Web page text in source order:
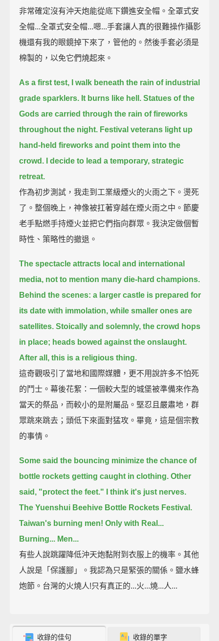
非常確定沒有沖天炮能從底下鑽進安全帽。全罩式安
全帽...全罩式安全帽...嗯...手套讓人真的很難操作攝影
機還有我的眼鏡掉下來了，管他的。然後手套必須是
棉製的，以免它們燒起來。
As a first test, I walk beneath the rain of industrial
grade sparklers. It burns like hell. Statues of the
Gods are carried through the rain of fireworks
throughout the night. Festival veterans light up
hand-held fireworks and point them into the
crowd.
I decide to lead a temporary, strategic
retreat.
作為初步測試，我走到工業級煙火的火雨之下。燙死
了。整個晚上，神像被扛著穿越在煙火雨之中。節慶
老手點燃手持煙火並把它們指向群眾。我決定做個暫
時性、策略性的撤退。
The spectacle attracts local and international
media, not to mention many die-hard champions.
Behind the scenes: a larger castle is prepared for
its date with immolation, while smaller ones are
satellites. Stoically and solemnly, the crowd hops
in place; heads bowed against the onslaught.
After all, this is a religious thing.
這奇觀吸引了當地和國際媒體，更不用說許多不怕死
的鬥士。幕後花絮：一個較大型的城堡被準備來作為
當天的祭品，而較小的是附屬品。堅忍且嚴肅地，群
眾跳來跳去；頭低下來面對猛攻。畢竟，這是個宗教
的事情。
Some said the bouncing minimize the chance of
bottle rockets getting caught in clothing. Other
said, "protect the feet."
I think it's just nerves.
The Yuenshui Beehive Bottle Rockets Festival.
Taiwan's burning men! Only with Real...
Burning... Men...
有些人說跳躍降低沖天炮黏附到衣服上的機率。其他
人說是「保護腳」。我認為只是緊張的關係。鹽水蜂
炮節。台灣的火燒人!只有真正的...火...燒...人...
收錄的佳句 收錄的單字